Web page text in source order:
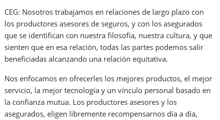
CEG: Nosotros trabajamos en relaciones de largo plazo con
los productores asesores de seguros, y con los asegurados
que se identifican con nuestra filosofía, nuestra cultura, y que
sienten que en esa relación, todas las partes podemos salir
beneficiadas alcanzando una relación equitativa.
Nos enfocamos en ofrecerles los mejores productos, el mejor
servicio, la mejor tecnología y un vínculo personal basado en
la confianza mutua. Los productores asesores y los
asegurados, eligen libremente recompensarnos día a día,